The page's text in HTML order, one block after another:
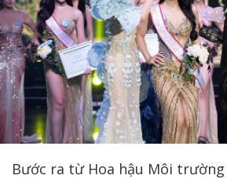
Bước ra từ Hoa hậu Môi trường